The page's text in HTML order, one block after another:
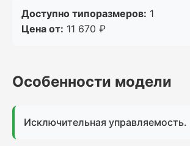
Доступно типоразмеров: 1
Цена от: 11 670 ₽
Особенности модели
Исключительная управляемость.